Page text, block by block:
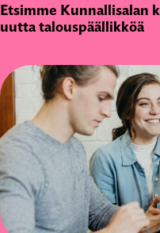
Etsimme Kunnallisalan
uutta talouspäällikköä